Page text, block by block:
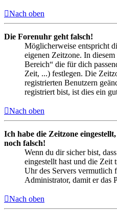
Nach oben
Die Forenuhr geht falsch!
Möglicherweise entspricht
eigenen Zeitzone. In
Bereich“ die für dich
Zeit, ...) festlegen. Die
registrierten Benutzern
registriert bist, ist dies ein
Nach oben
Ich habe die Zeitzone
noch falsch!
Wenn du dir sicher bist,
eingestellt hast und die Zeit
Uhr des Servers vermutlich
Administrator, damit er das
Nach oben